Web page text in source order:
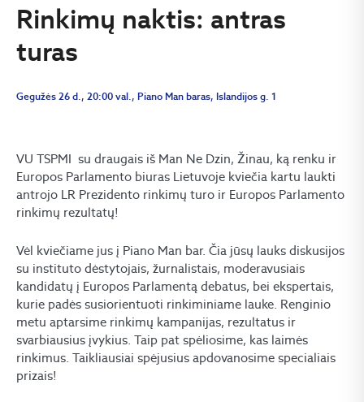
Rinkimų naktis: antras
turas
Gegužės 26 d., 20:00 val., Piano Man baras, Islandijos g. 1
VU TSPMI su draugais iš Man Ne Dzin, Žinau, ką renku ir
Europos Parlamento biuras Lietuvoje kviečia kartu laukti
antrojo LR Prezidento rinkimų turo ir Europos Parlamento
rinkimų rezultatų!
Vėl kviečiame jus į Piano Man bar. Čia jūsų lauks diskusijos
su instituto dėstytojais, žurnalistais, moderavusiais
kandidatų į Europos Parlamentą debatus, bei ekspertais,
kurie padės susiorientuoti rinkiminiame lauke. Renginio
metu aptarsime rinkimų kampanijas, rezultatus ir
svarbiausius įvykius. Taip pat spėliosime, kas laimės
rinkimus. Taikliausiai spėjusius apdovanosime specialiais
prizais!